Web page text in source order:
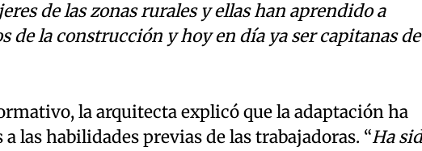
de las zonas rurales y ellas han aprendido a
de la construcción y hoy en día ya ser capitanas de
la arquitecta explicó que la adaptación ha
las habilidades previas de las trabajadoras. “Ha